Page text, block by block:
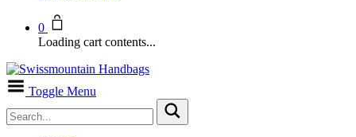
0
Loading cart contents...
Toggle Menu